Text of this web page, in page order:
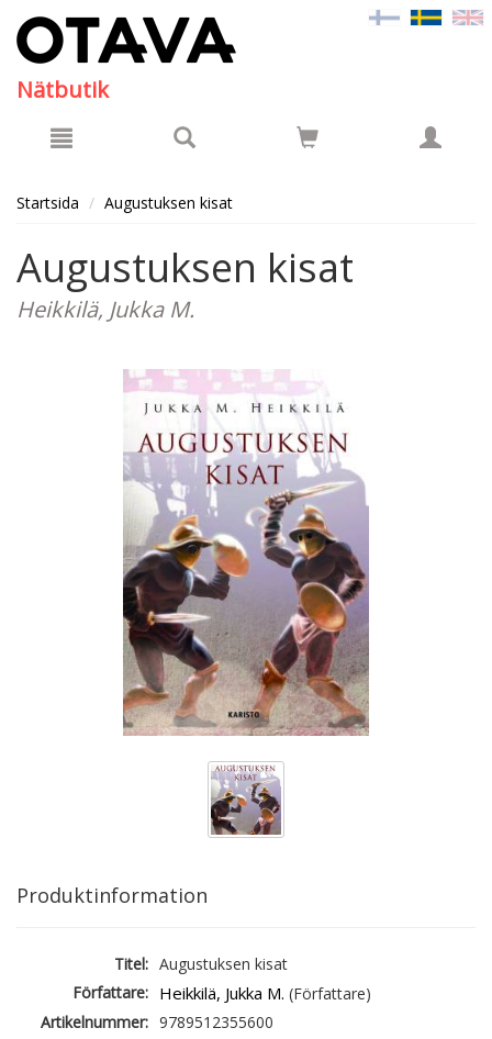
Nätbutik
Startsida Augustuksen kisat
Augustuksen kisat
Heikkilä, Jukka M.
Produktinformation
Titel: Augustuksen kisat
Författare: Heikkilä, Jukka M. (Författare)
Artikelnummer: 9789512355600